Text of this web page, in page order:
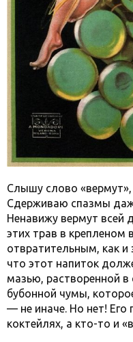
Слышу слово
Сдерживаю спазмы
Ненавижу вермут всей
этих трав в крепленом
отвратительным, как и
что этот напиток
мазью, растворенной в
бубонной чумы,
— не иначе. Но нет!
коктейлях, а кто-то и